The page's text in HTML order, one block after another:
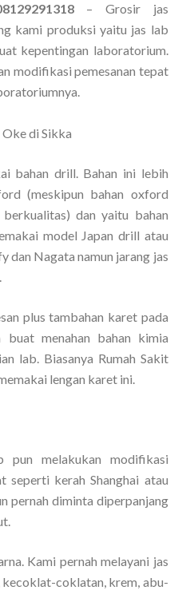
– Grosir jas
kami produksi yaitu jas lab
kepentingan laboratorium.
modifikasi pemesanan tepat
bahan drill. Bahan ini lebih
(meskipun bahan oxford
dan yaitu bahan
model Japan drill atau
dan Nagata namun jarang jas
plus tambahan karet pada
buat menahan bahan kimia
lab. Biasanya Rumah Sakit
lengan karet ini.
pun melakukan modifikasi
seperti kerah Shanghai atau
pernah diminta diperpanjang
Kami pernah melayani jas
kecoklat-coklatan, krem, abu-